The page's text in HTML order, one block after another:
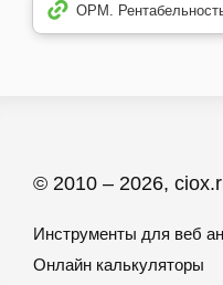
OPM.
© 2010 – 2026,
Инструменты для веб
Онлайн калькуляторы